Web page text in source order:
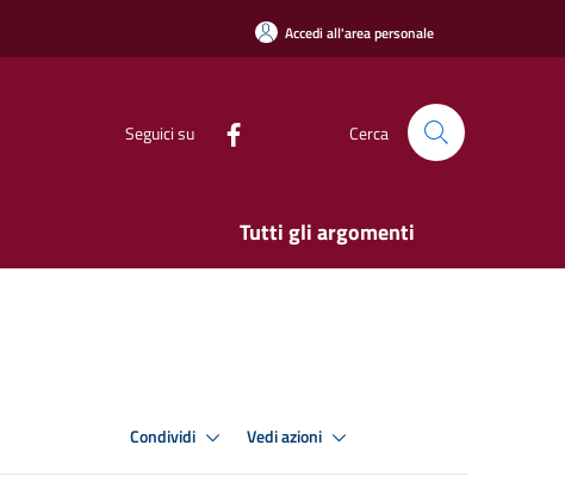
Accedi all'area personale
Seguici su Cerca
Tutti gli argomenti
Condividi Vedi azioni